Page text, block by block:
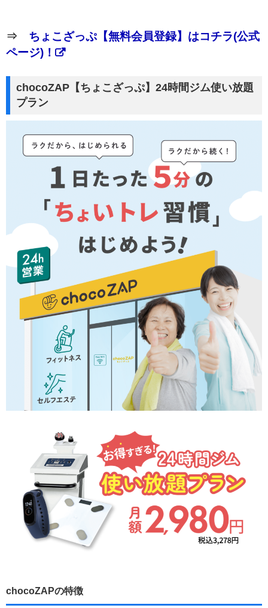
⇒ ちょこざっぷ【無料会員登録】はコチラ(公式
ページ)！
chocoZAP【ちょこざっぷ】24時間ジム使い放題
プラン
chocoZAPの特徴